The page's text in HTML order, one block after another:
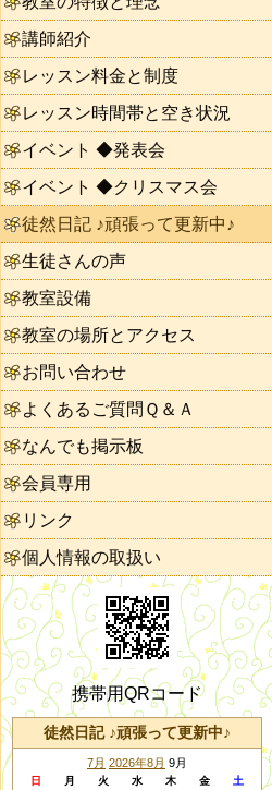
講師紹介
レッスン料金と制度
レッスン時間帯と空き状況
イベント ◆発表会
イベント ◆クリスマス会
徒然日記 ♪頑張って更新中♪
生徒さんの声
教室設備
教室の場所とアクセス
お問い合わせ
よくあるご質問Ｑ＆Ａ
なんでも掲示板
会員専用
リンク
個人情報の取扱い
携帯用QRコード
徒然日記 ♪頑張って更新中♪
7月 2026年8月 9月
日 月 火 水 木 金 土